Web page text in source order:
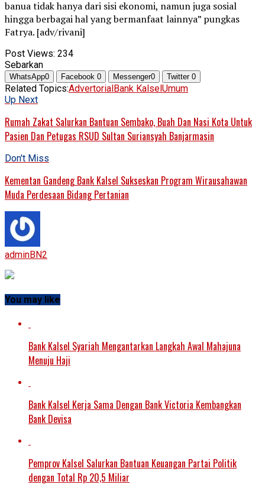
banua tidak hanya dari sisi ekonomi, namun juga sosial
hingga berbagai hal yang bermanfaat lainnya” pungkas
Fatrya. [adv/rivani]
Post Views: 234
Sebarkan
WhatsApp0 Facebook 0 Messenger0 Twitter 0
Related Topics:AdvertorialBank KalselUmum
Up Next
Rumah Zakat Salurkan Bantuan Sembako, Buah Dan Nasi Kota Untuk
Pasien Dan Petugas RSUD Sultan Suriansyah Banjarmasin
Don't Miss
Kementan Gandeng Bank Kalsel Sukseskan Program Wirausahawan
Muda Perdesaan Bidang Pertanian
adminBN2
You may like
Bank Kalsel Syariah Mengantarkan Langkah Awal Mahajuna
Menuju Haji
Bank Kalsel Kerja Sama Dengan Bank Victoria Kembangkan
Bank Devisa
Pemprov Kalsel Salurkan Bantuan Keuangan Partai Politik
dengan Total Rp 20,5 Miliar